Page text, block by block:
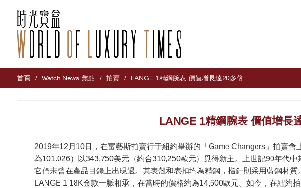
首頁 / Watch News 焦點 / 拍賣 / LANGE 1精鋼腕表 價值增長達20多倍
LANGE 1精鋼腕表 價值增長
2019年12月10日，在富藝斯拍賣行于紐約舉辦的「Game Changers」拍賣
為101.026）以343,750美元（約合310,250歐元）覓得新主。上世記90年代
它們未曾在產品目錄上出現過。其表殼和表扣均為精鋼，指針則采用藍鋼材
LANGE 1 18K金款一脈相承，在當時的價格約為14,600歐元。如今，在紐約